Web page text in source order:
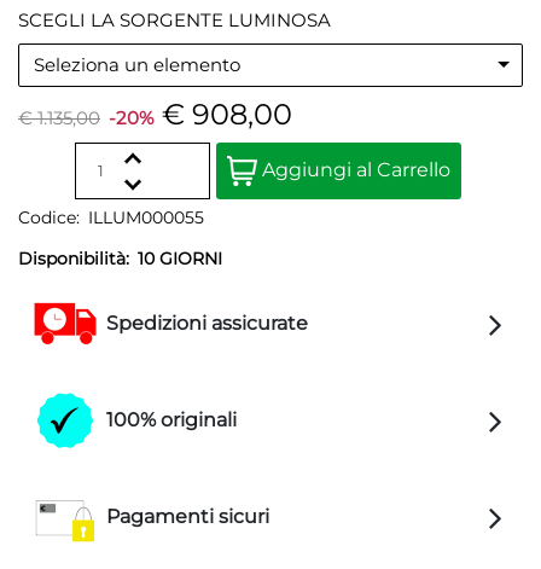
SCEGLI LA SORGENTE LUMINOSA
Seleziona un elemento
€ 1.135,00 -20% € 908,00
Quantità
Aggiungi al Carrello
Codice: ILLUM000055
Disponibilità: 10 GIORNI
Spedizioni assicurate
100% originali
Pagamenti sicuri